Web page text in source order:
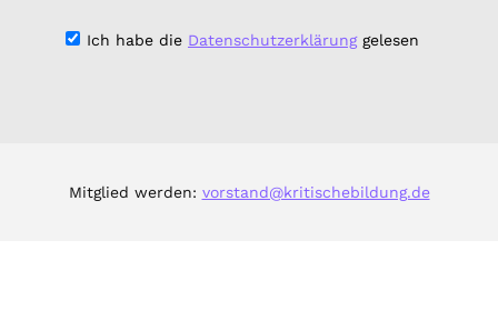
Ich habe die Datenschutzerklärunggelesen
Mitglied werden: vorstand@kritischebildung.de